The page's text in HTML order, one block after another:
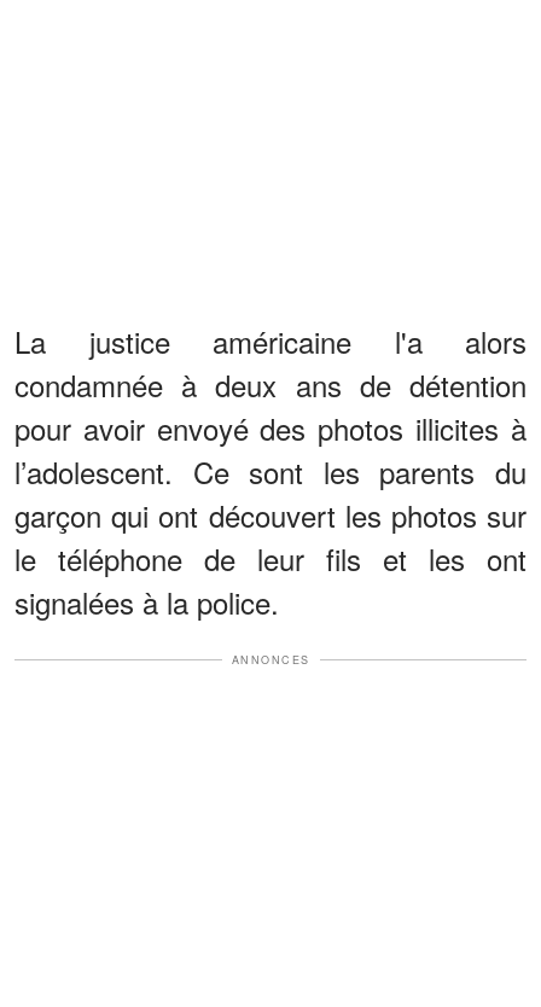
La justice américaine l'a alors
condamnée à deux ans de détention
pour avoir envoyé des photos illicites à
l’adolescent. Ce sont les parents du
garçon qui ont découvert les photos sur
le téléphone de leur fils et les ont
signalées à la police.
ANNONCES